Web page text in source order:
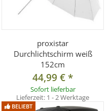
proxistar
Durchlichtschirm weiß
152cm
44,99 €*
Sofort lieferbar
Lieferzeit: 1 - 2 Werktage
BELIEBT